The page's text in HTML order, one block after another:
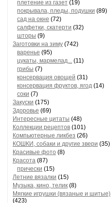
плетение из газет (19)
покрывала, пледы, подушки (89)
сад на окне (72)
салфетки, скатерти (32)
шторы (9)
Заготовки на зиму (742)
варенье (95)
цукаты, мармелад... (11)
грибы (7)
консервация овощей (31)
консервация фруктов, ягод (14)
соки (7)
Закуски (175)
Здоровье (69)
Интересные цитаты (48)
Коллекции рецептов (101)
Компьютерные ликбез (26)
КОШКИ, собаки и другие звери (35)
Красивые фото (8)
Красота (87)
прически (15)
Летние вязалки (15)
Музыка, кино, телик (8)
Мягкие игрушки (вязаные и шитые)
(423)